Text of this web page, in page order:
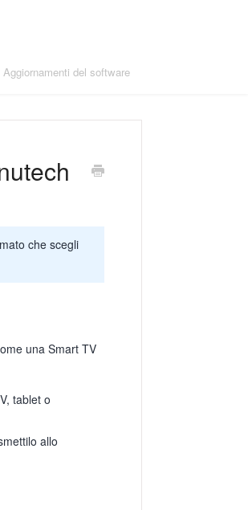
Aggiornamenti del software
che scegli
una Smart TV
tablet o
allo